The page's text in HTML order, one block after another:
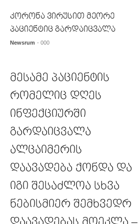
კორონა ვირუსით მეორე
პაციენტიც გარდაიცვალა
Newsrum - 000
მესამე პაციენტის
რომელიც დღეს
ინფექციურში
გარდაიცვალა
ალცაიმერის
დაავადება ქონდა და
იგი შესაძლოა სხვა
ნებისმიერ შემხვედრ